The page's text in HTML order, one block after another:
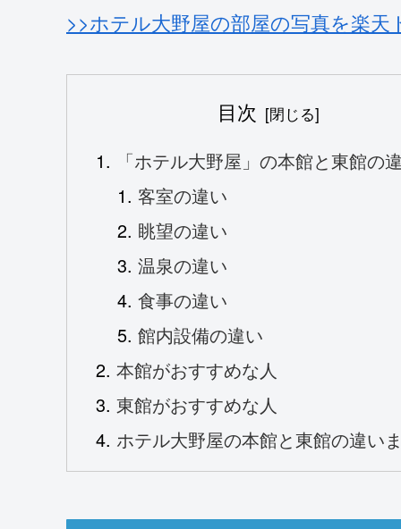
>>ホテル大野屋の部屋の写真を楽天
目次
「ホテル大野屋」の本館と東館の
客室の違い
眺望の違い
温泉の違い
食事の違い
館内設備の違い
本館がおすすめな人
東館がおすすめな人
ホテル大野屋の本館と東館の違い